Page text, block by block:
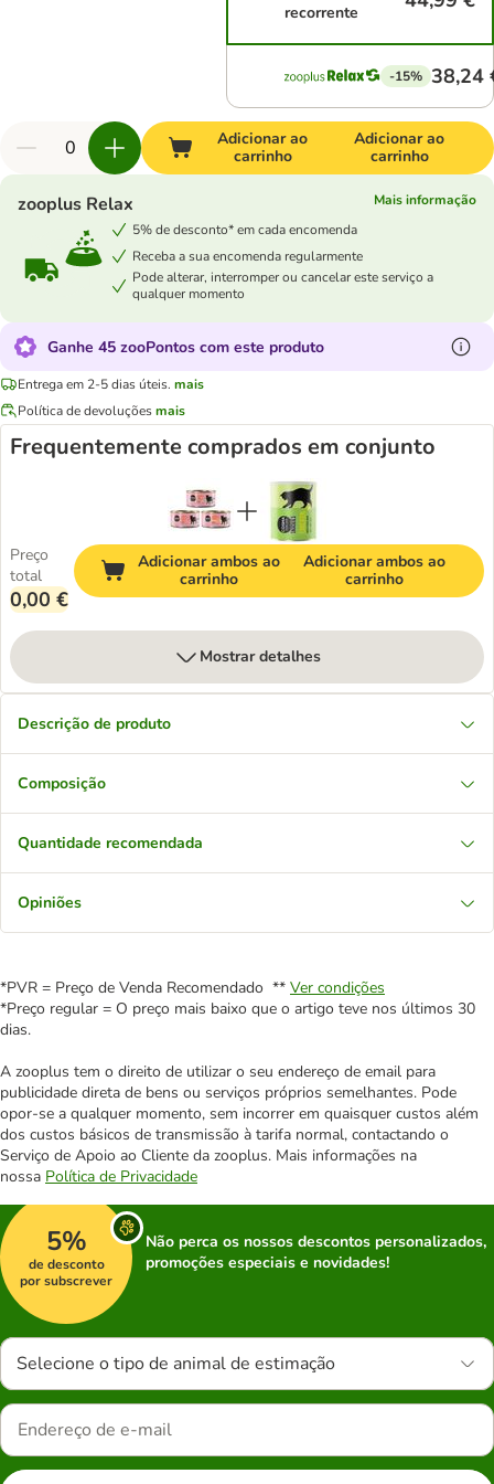
recorrente
-15% 38,24
Adicionar ao
carrinho
Adicionar ao
carrinho
zooplus Relax
Mais informação
5% de desconto* em cada encomenda
Receba a sua encomenda regularmente
Pode alterar, interromper ou cancelar este serviço a
qualquer momento
Ganhe 45 zooPontos com este produto
Entrega em 2-5 dias úteis. mais
Política de devoluçõesmais
Frequentemente comprados em conjunto
Preço
total
0,00 €
Adicionar ambos ao
carrinho
Adicionar ambos ao
carrinho
Mostrar detalhes
Descrição de produto
Composição
Quantidade recomendada
Opiniões
*PVR = Preço de Venda Recomendado ** Ver condições
*Preço regular = O preço mais baixo que o artigo teve nos últimos 30
dias.
A zooplus tem o direito de utilizar o seu endereço de email para
publicidade direta de bens ou serviços próprios semelhantes. Pode
opor-se a qualquer momento, sem incorrer em quaisquer custos além
dos custos básicos de transmissão à tarifa normal, contactando o
Serviço de Apoio ao Cliente da zooplus. Mais informações na
nossa Política de Privacidade
5%
de desconto
por subscrever
Não perca os nossos descontos personalizados,
promoções especiais e novidades!
Selecione o tipo de animal de estimação